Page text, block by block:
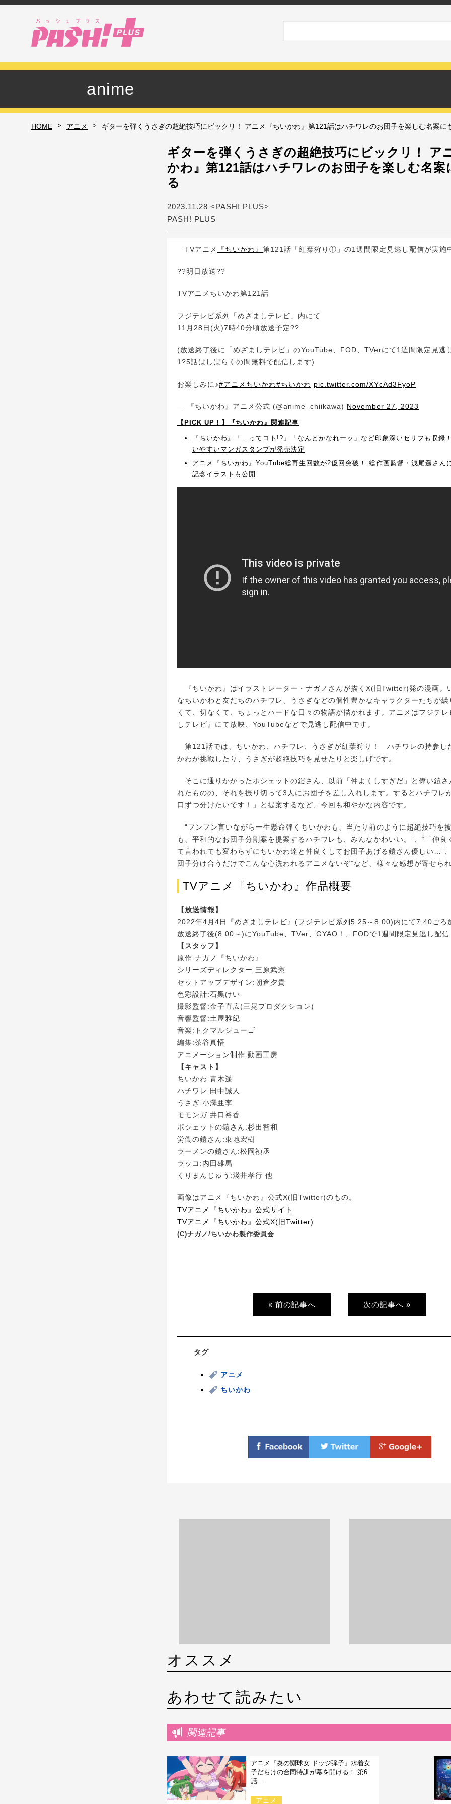
anime
HOME > アニメ > ギターを弾くうさぎの超絶技巧にビックリ！ アニメ『ちいかわ』第121話はハチワレのお団子を楽しむ名案に
ギターを弾くうさぎの超絶技巧にビックリ！ ア
かわ』第121話はハチワレのお団子を楽しむ名案
る
2023.11.28 <PASH! PLUS>
PASH! PLUS
TVアニメ 『ちいかわ』 第121話「紅葉狩り①」の1週間限定見逃し配信が実施
??明日放送??
TVアニメちいかわ第121話
フジテレビ系列「めざましテレビ」内にて
11月28日(火)7時40分頃放送予定??
(放送終了後に「めざましテレビ」のYouTube、FOD、TVerにて1週間限定見逃
1?5話はしばらくの間無料で配信します)
お楽しみに♪#アニメちいかわ#ちいかわ pic.twitter.com/XYcAd3FyoP
— 『ちいかわ』アニメ公式 (@anime_chiikawa) November 27, 2023
【PICK UP！】『ちいかわ』関連記事
『ちいかわ』「…ってコト!?」「なんとかなれーッ」など印象深いセリフも収録
いやすいマンガスタンプが発売決定
アニメ『ちいかわ』YouTube総再生回数が2億回突破！ 総作画監督・浅尾遥さん
記念イラストも公開
『ちいかわ』はイラストレーター・ナガノさんが描くX(旧Twitter)発の漫画。
なちいかわと友だちのハチワレ、うさぎなどの個性豊かなキャラクターたちが
くて、切なくて、ちょっとハードな日々の物語が描かれます。アニメはフジテ
しテレビ』にて放映、YouTubeなどで見逃し配信中です。
第121話では、ちいかわ、ハチワレ、うさぎが紅葉狩り！ ハチワレの持参し
かわが挑戦したり、うさぎが超絶技巧を見せたりと楽しげです。
そこに通りかかったポシェットの鎧さん、以前「仲よくしすぎだ」と偉い鎧さ
れたものの、それを振り切って3人にお団子を差し入れします。するとハチワレ
口ずつ分けたいです！」と提案するなど、今回も和やかな内容です。
“フンフン言いながら一生懸命弾くちいかわも、当たり前のように超絶技巧を
も、平和的なお団子分割案を提案するハチワレも、みんなかわいい。”、“「仲良
て言われても変わらずにちいかわ達と仲良くしてお団子あげる鎧さん優しい…”
団子分け合うだけでこんな心洗われるアニメないぞ”など、様々な感想が寄せら
TVアニメ『ちいかわ』作品概要
【放送情報】
2022年4月4日『めざましテレビ』(フジテレビ系列5:25～8:00)内にて7:40ごろ
放送終了後(8:00～)にYouTube、TVer、GYAO！、FODで1週間限定見逃し配信
【スタッフ】
原作:ナガノ『ちいかわ』
シリーズディレクター:三原武憲
セットアップデザイン:朝倉夕貴
色彩設計:石黑けい
撮影監督:金子直広(三晃プロダクション)
音響監督:土屋雅紀
音楽:トクマルシューゴ
編集:茶谷真悟
アニメーション制作:動画工房
【キャスト】
ちいかわ:青木遥
ハチワレ:田中誠人
うさぎ:小澤亜李
モモンガ:井口裕香
ポシェットの鎧さん:杉田智和
労働の鎧さん:東地宏樹
ラーメンの鎧さん:松岡禎丞
ラッコ:内田雄馬
くりまんじゅう:淺井孝行 他
画像はアニメ『ちいかわ』公式X(旧Twitter)のもの。
TVアニメ『ちいかわ』公式サイト
TVアニメ『ちいかわ』公式X(旧Twitter)
(C)ナガノ/ちいかわ製作委員会
« 前の記事へ 次の記事へ »
タグ
アニメ
ちいかわ
オススメ
あわせて読みたい
関連記事
アニメ『炎の闘球女 ドッジ弾子』水着女
子だらけの合同特訓が幕を開ける！ 第6
話...
アニメ